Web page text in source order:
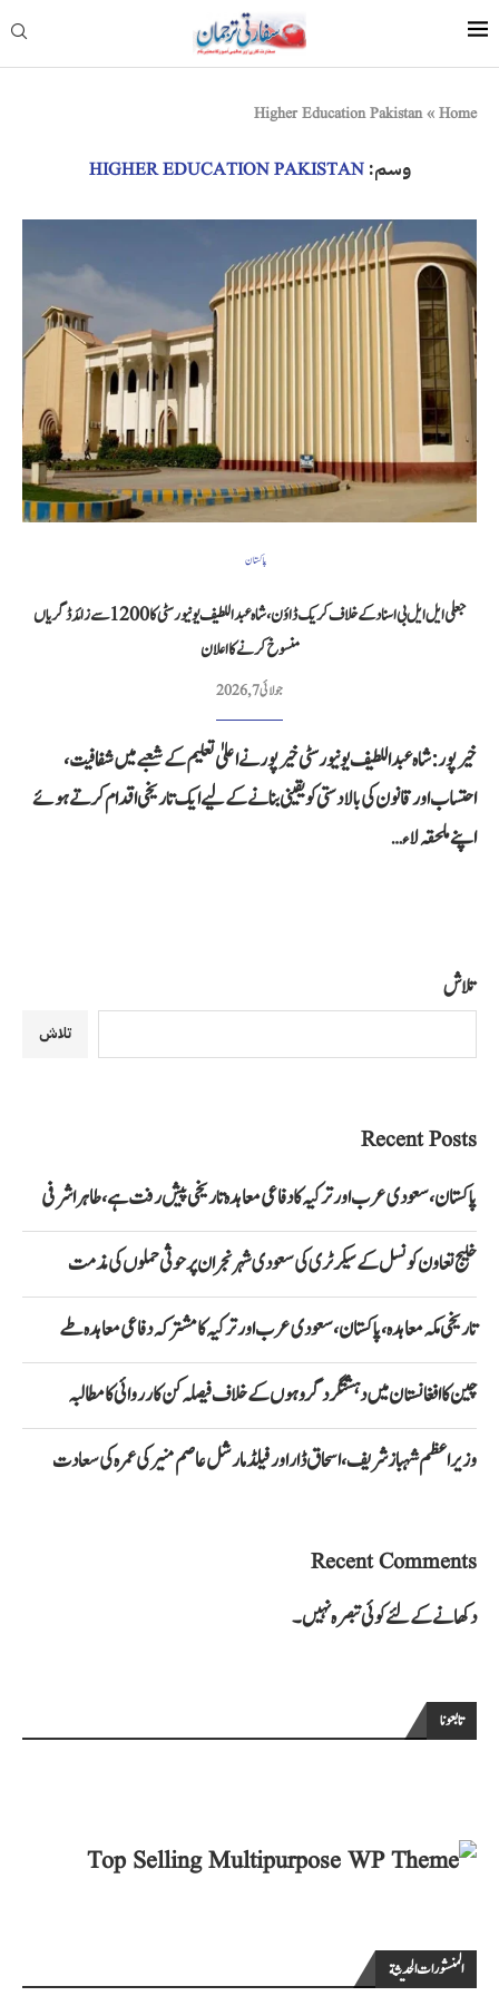
Home
»
Higher Education Pakistan
وسم:HIGHER EDUCATION PAKISTAN
پاکستان
جعلی ایل ایل بی اسناد کے خلاف کریک ڈاؤن، شاہ عبداللطیف یونیورسٹی کا 1200 سے زائد ڈگریاں
منسوخ کرنے کا اعلان
جولائی 7, 2026
خیرپور: شاہ عبداللطیف یونیورسٹی خیرپور نے اعلیٰ تعلیم کے شعبے میں شفافیت،
احتساب اور قانون کی بالادستی کو یقینی بنانے کے لیے ایک تاریخی اقدام کرتے ہوئے
اپنے ملحقہ لاء…
تلاش
تلاش
Recent Posts
پاکستان، سعودی عرب اور ترکیہ کا دفاعی معاہدہ تاریخی پیش رفت ہے، طاہر اشرفی
خلیج تعاون کونسل کے سیکرٹری کی سعودی شہر نجران پر حوثی حملوں کی مذمت
تاریخی مکہ معاہدہ، پاکستان، سعودی عرب اور ترکیہ کا مشترکہ دفاعی معاہدہ طے
چین کا افغانستان میں دہشتگرد گروہوں کے خلاف فیصلہ کن کارروائی کا مطالبہ
وزیراعظم شہباز شریف، اسحاق ڈار اور فیلڈ مارشل عاصم منیر کی عمرہ کی سعادت
Recent Comments
دکھانے کے لئے کوئی تبصرہ نہیں۔
تابعونا
المنشورات الحديثة